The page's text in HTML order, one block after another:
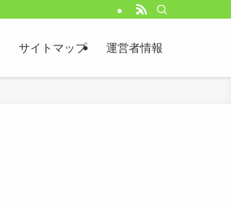
サイトマップ 運営者情報